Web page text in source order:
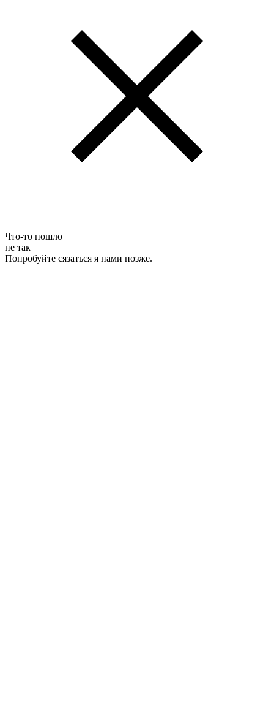
Что-то пошло
не так
Попробуйте сязаться я нами позже.